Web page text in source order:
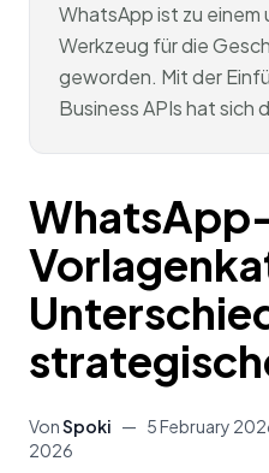
WhatsApp ist zu einem
Werkzeug für die
geworden. Mit der
Business APIs hat sich
VonSpoki — 5 February
2026